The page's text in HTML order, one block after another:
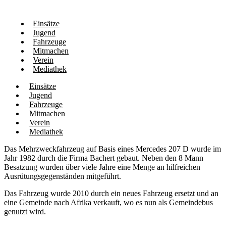
Einsätze
Jugend
Fahrzeuge
Mitmachen
Verein
Mediathek
Einsätze
Jugend
Fahrzeuge
Mitmachen
Verein
Mediathek
Das Mehrzweckfahrzeug auf Basis eines Mercedes 207 D wurde im
Jahr 1982 durch die Firma Bachert gebaut. Neben den 8 Mann
Besatzung wurden über viele Jahre eine Menge an hilfreichen
Ausrütungsgegenständen mitgeführt.
Das Fahrzeug wurde 2010 durch ein neues Fahrzeug ersetzt und an
eine Gemeinde nach Afrika verkauft, wo es nun als Gemeindebus
genutzt wird.